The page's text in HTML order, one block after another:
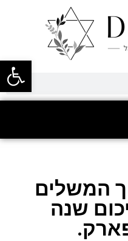
פתח
המשלים
שנה